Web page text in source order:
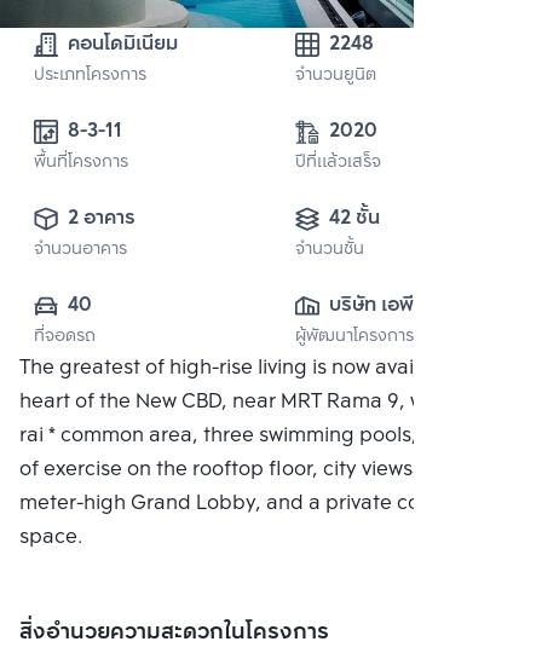
คอนโดมิเนียม
ประเภทโครงการ
2248
จำนวนยูนิต
8-3-11
พื้นที่โครงการ
2020
ปีที่แล้วเสร็จ
2 อาคาร
จำนวนอาคาร
42 ชั้น
จำนวนชั้น
40
ที่จอดรถ
บริษัท เอพี เอ็มอี 3
จำกัด
ผู้พัฒนาโครงการ
The greatest of high-rise living is now available in the
heart of the New CBD, near MRT Rama 9, with a 7.5-
rai * common area, three swimming pools, two floors
of exercise on the rooftop floor, city views, a 6-
meter-high Grand Lobby, and a private co-working
space.
สิ่งอำนวยความสะดวกในโครงการ